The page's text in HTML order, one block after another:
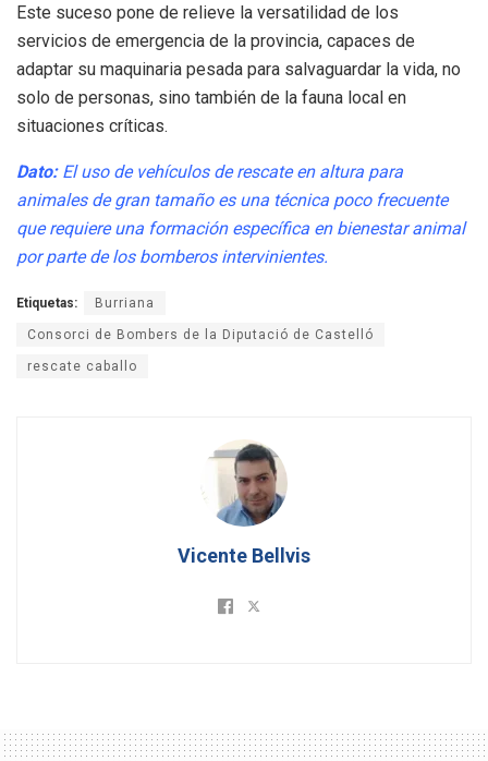
Este suceso pone de relieve la versatilidad de los
servicios de emergencia de la provincia, capaces de
adaptar su maquinaria pesada para salvaguardar la vida, no
solo de personas, sino también de la fauna local en
situaciones críticas.
Dato:El uso de vehículos de rescate en altura para
animales de gran tamaño es una técnica poco frecuente
que requiere una formación específica en bienestar animal
por parte de los bomberos intervinientes.
Etiquetas: Burriana
Consorci de Bombers de la Diputació de Castelló
rescate caballo
Vicente Bellvis